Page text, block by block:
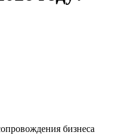
бизнеса